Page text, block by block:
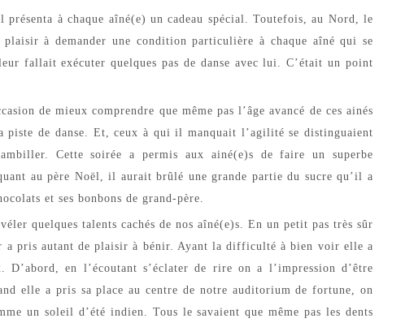
à chaque aîné(e) un cadeau spécial. Toutefois, au Nord, le
à demander une condition particulière à chaque aîné qui se
fallait exécuter quelques pas de danse avec lui. C’était un point
de mieux comprendre que même pas l’âge avancé de ces ainés
de danse. Et, ceux à qui il manquait l’agilité se distinguaient
Cette soirée a permis aux ainé(e)s de faire un superbe
au père Noël, il aurait brûlé une grande partie du sucre qu’il a
et ses bonbons de grand-père.
quelques talents cachés de nos aîné(e)s. En un petit pas très sûr
a pris autant de plaisir à bénir. Ayant la difficulté à bien voir elle a
en l’écoutant s’éclater de rire on a l’impression d’être
elle a pris sa place au centre de notre auditorium de fortune, on
un soleil d’été indien. Tous le savaient que même pas les dents